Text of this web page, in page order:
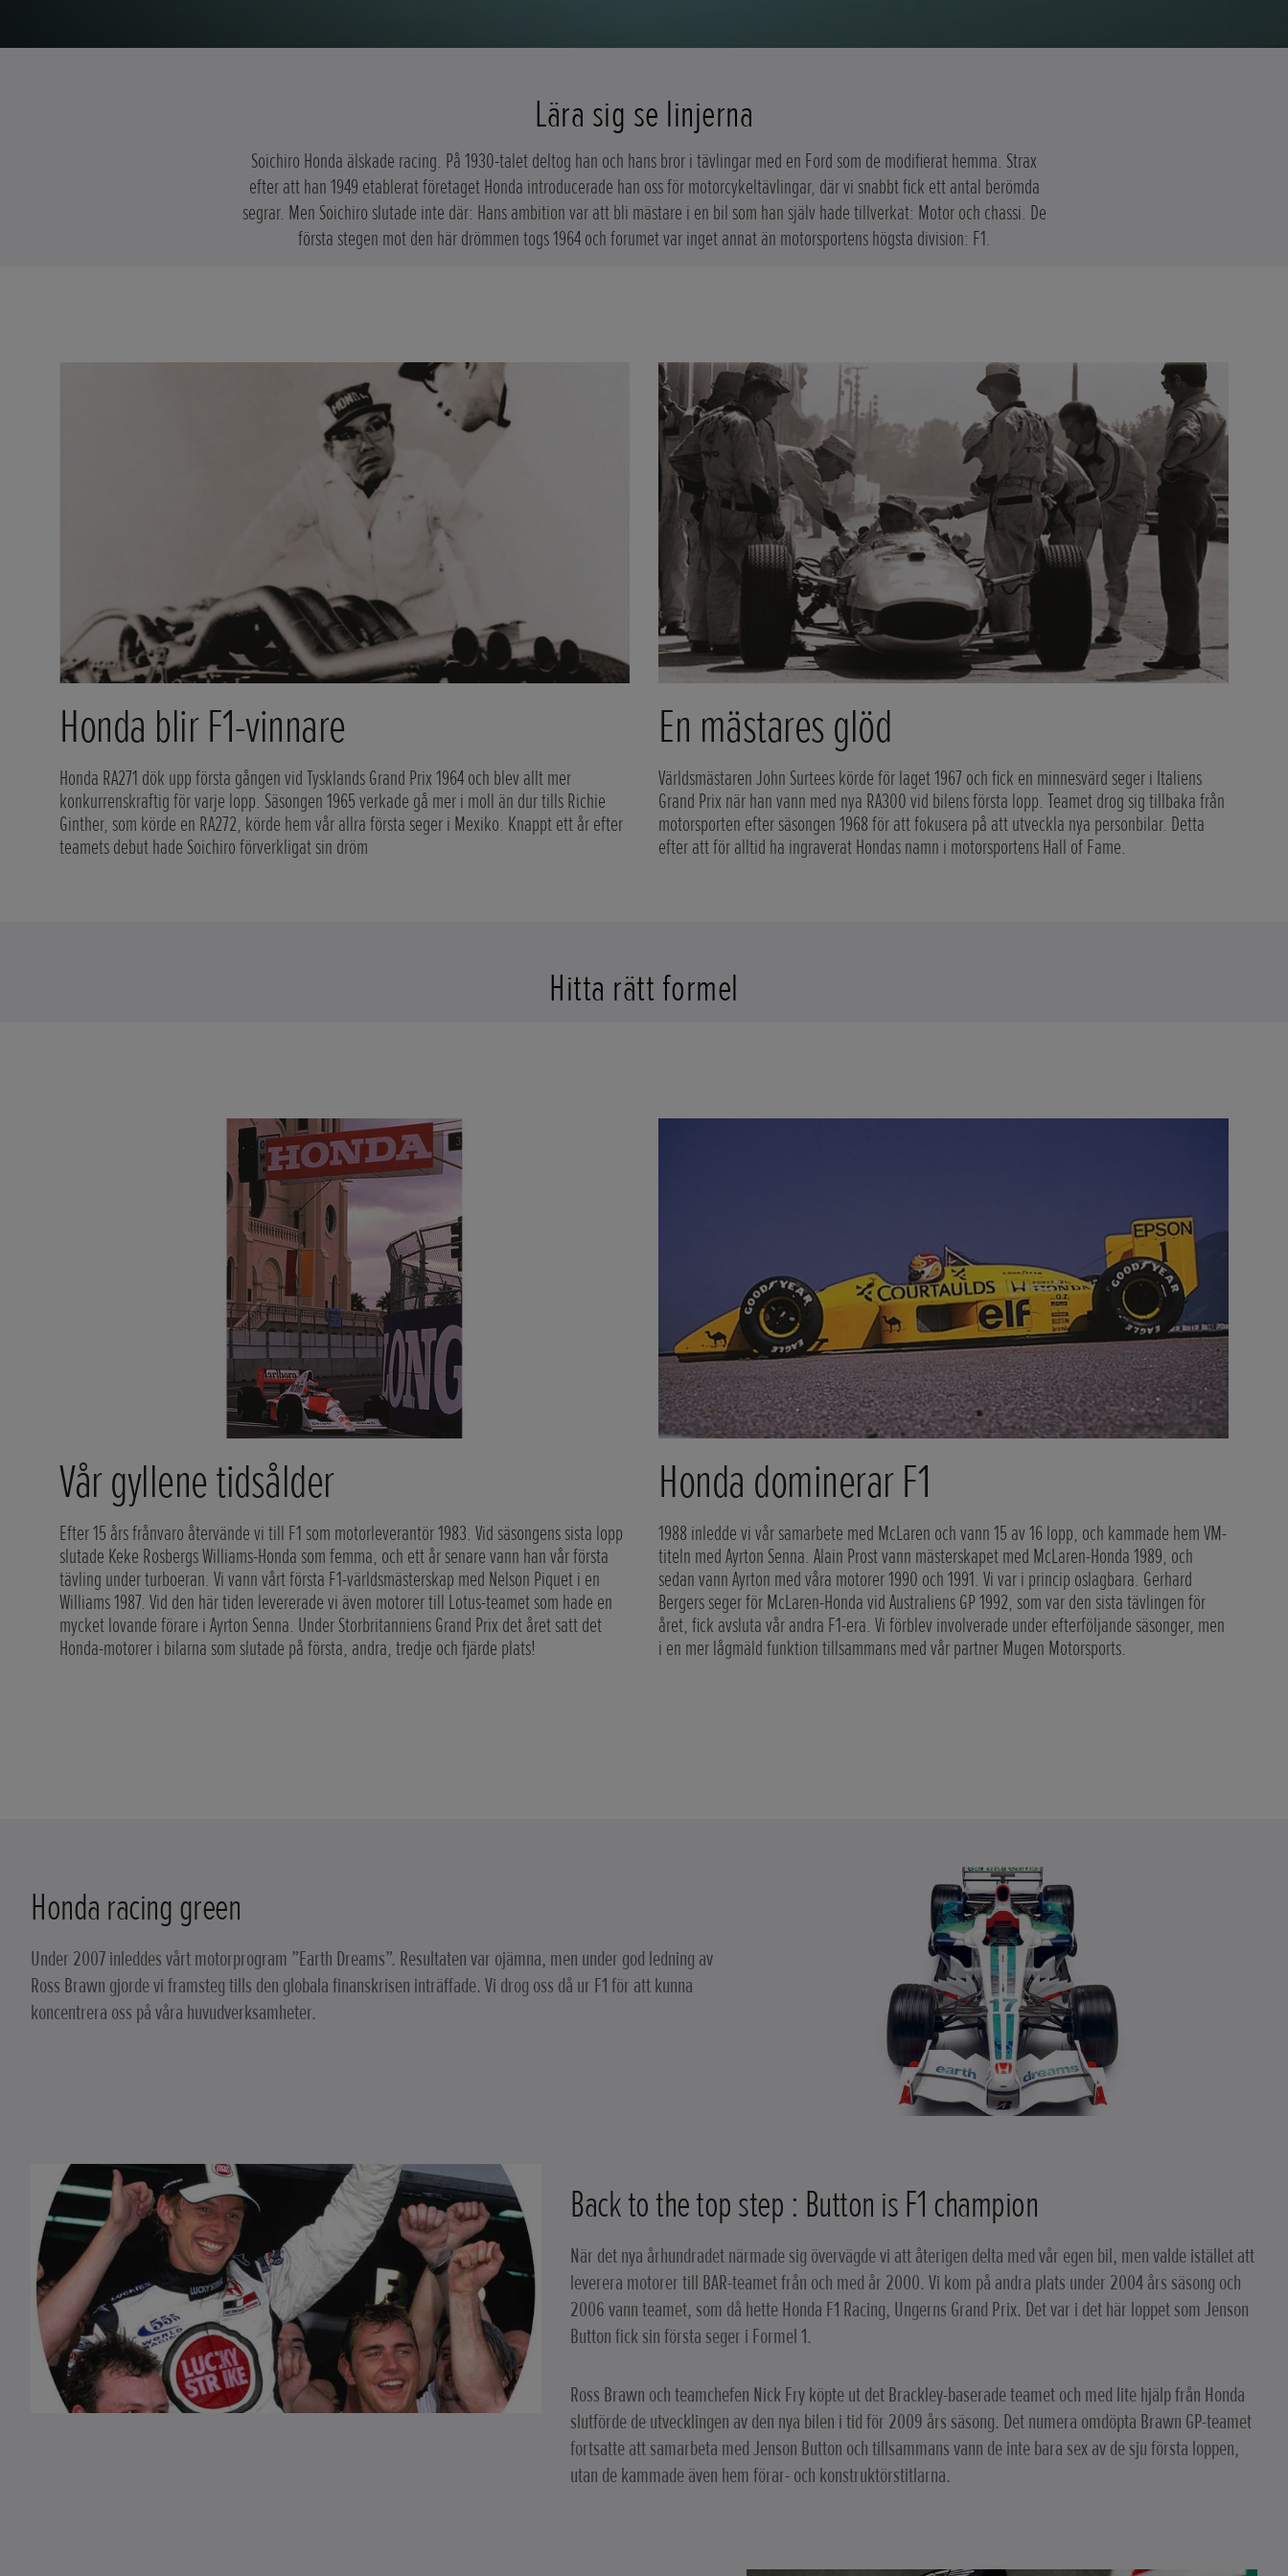
Lära sig se linjerna
Soichiro Honda älskade racing. På 1930-talet deltog han och hans bror i tävlingar med en Ford som de modifierat hemma. Strax
efter att han 1949 etablerat företaget Honda introducerade han oss för motorcykeltävlingar, där vi snabbt fick ett antal berömda
segrar. Men Soichiro slutade inte där: Hans ambition var att bli mästare i en bil som han själv hade tillverkat: Motor och chassi. De
första stegen mot den här drömmen togs 1964 och forumet var inget annat än motorsportens högsta division: F1.
Honda blir F1-vinnare
Honda RA271 dök upp första gången vid Tysklands Grand Prix 1964 och blev allt mer
konkurrenskraftig för varje lopp. Säsongen 1965 verkade gå mer i moll än dur tills Richie
Ginther, som körde en RA272, körde hem vår allra första seger i Mexiko. Knappt ett år efter
teamets debut hade Soichiro förverkligat sin dröm
En mästares glöd
Världsmästaren John Surtees körde för laget 1967 och fick en minnesvärd seger i Italiens
Grand Prix när han vann med nya RA300 vid bilens första lopp. Teamet drog sig tillbaka från
motorsporten efter säsongen 1968 för att fokusera på att utveckla nya personbilar. Detta
efter att för alltid ha ingraverat Hondas namn i motorsportens Hall of Fame.
Hitta rätt formel
Vår gyllene tidsålder
Efter 15 års frånvaro återvände vi till F1 som motorleverantör 1983. Vid säsongens sista lopp
slutade Keke Rosbergs Williams-Honda som femma, och ett år senare vann han vår första
tävling under turboeran. Vi vann vårt första F1-världsmästerskap med Nelson Piquet i en
Williams 1987. Vid den här tiden levererade vi även motorer till Lotus-teamet som hade en
mycket lovande förare i Ayrton Senna. Under Storbritanniens Grand Prix det året satt det
Honda-motorer i bilarna som slutade på första, andra, tredje och fjärde plats!
Honda dominerar F1
1988 inledde vi vår samarbete med McLaren och vann 15 av 16 lopp, och kammade hem VM-
titeln med Ayrton Senna. Alain Prost vann mästerskapet med McLaren-Honda 1989, och
sedan vann Ayrton med våra motorer 1990 och 1991. Vi var i princip oslagbara. Gerhard
Bergers seger för McLaren-Honda vid Australiens GP 1992, som var den sista tävlingen för
året, fick avsluta vår andra F1-era. Vi förblev involverade under efterföljande säsonger, men
i en mer lågmäld funktion tillsammans med vår partner Mugen Motorsports.
Honda racing green
Under 2007 inleddes vårt motorprogram ”Earth Dreams”. Resultaten var ojämna, men under god ledning av
Ross Brawn gjorde vi framsteg tills den globala finanskrisen inträffade. Vi drog oss då ur F1 för att kunna
koncentrera oss på våra huvudverksamheter.
Back to the top step : Button is F1 champion
När det nya århundradet närmade sig övervägde vi att återigen delta med vår egen bil, men valde istället att
leverera motorer till BAR-teamet från och med år 2000. Vi kom på andra plats under 2004 års säsong och
2006 vann teamet, som då hette Honda F1 Racing, Ungerns Grand Prix. Det var i det här loppet som Jenson
Button fick sin första seger i Formel 1.
Ross Brawn och teamchefen Nick Fry köpte ut det Brackley-baserade teamet och med lite hjälp från Honda
slutförde de utvecklingen av den nya bilen i tid för 2009 års säsong. Det numera omdöpta Brawn GP-teamet
fortsatte att samarbeta med Jenson Button och tillsammans vann de inte bara sex av de sju första loppen,
utan de kammade även hem förar- och konstruktörstitlarna.